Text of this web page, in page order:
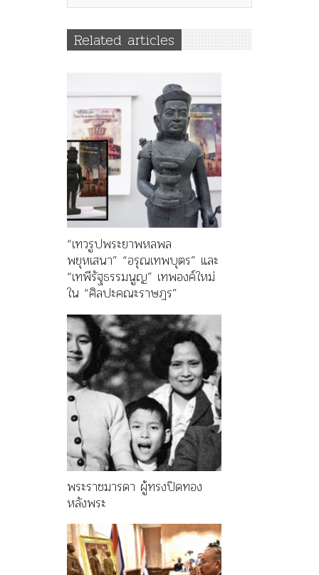
Related articles
“เทวรูปพระยาพหลพล
พยุหเสนา” “อรุณเทพบุตร” และ
“เทพีรัฐธรรมนูญ” เทพองค์ใหม่
ใน “ศิลปะคณะราษฎร”
พระราชมารดา ผู้ทรงปิดทอง
หลังพระ